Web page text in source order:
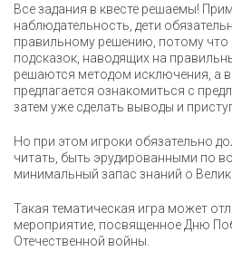
Все задания в квесте решаемы!
наблюдательность, дети
правильному решению, потому что
подсказок, наводящих на
решаются методом исключения, а
предлагается ознакомиться с
затем уже сделать выводы и
Но при этом игроки обязательно
читать, быть эрудированными по
минимальный запас знаний о
Такая тематическая игра может
мероприятие, посвященное Дню
Отечественной войны.